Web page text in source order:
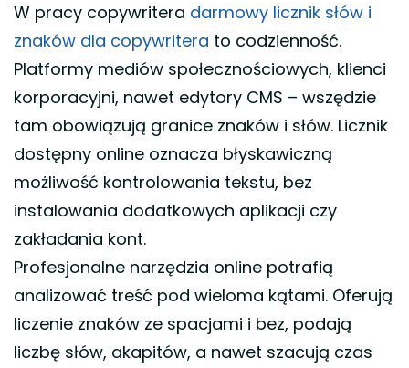
W pracy copywritera darmowy licznik słów i
znaków dla copywritera to codzienność.
Platformy mediów społecznościowych, klienci
korporacyjni, nawet edytory CMS – wszędzie
tam obowiązują granice znaków i słów. Licznik
dostępny online oznacza błyskawiczną
możliwość kontrolowania tekstu, bez
instalowania dodatkowych aplikacji czy
zakładania kont.
Profesjonalne narzędzia online potrafią
analizować treść pod wieloma kątami. Oferują
liczenie znaków ze spacjami i bez, podają
liczbę słów, akapitów, a nawet szacują czas